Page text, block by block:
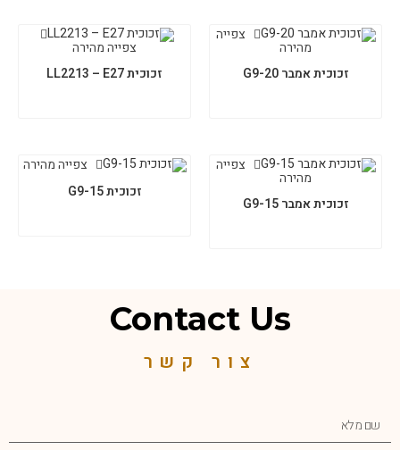
צפייה
מהירה
זכוכית אמבר G9-20
צפייה מהירה
זכוכית LL2213 – E27
צפייה
מהירה
זכוכית אמבר G9-15
צפייה מהירה
זכוכית G9-15
Contact Us
צור קשר